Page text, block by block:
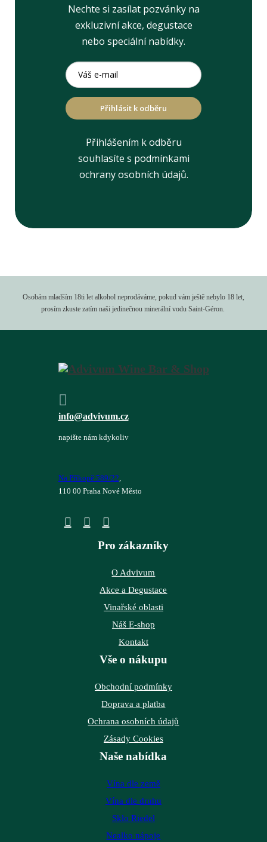
Nechte si zasílat pozvánky na
exkluzivní akce, degustace
nebo speciální nabídky.
Přihlásit k odběru
Přihlášením k odběru
souhlasíte s podmínkami
ochrany osobních údajů.
Osobám mladším 18ti let alkohol neprodáváme, pokud vám ještě nebylo 18 let,
prosím zkuste zatím naši jedinečnou minerální vodu Saint-Géron.
info@advivum.cz
napište nám kdykoliv
Na Příkopě 589/22
110 00 Praha Nové Město
Pro zákazníky
O Advivum
Akce a Degustace
Vinařské oblasti
Náš E-shop
Kontakt
Vše o nákupu
Obchodní podmínky
Doprava a platba
Ochrana osobních údajů
Zásady Cookies
Naše nabídka
Vína dle země
Vína dle druhu
Sklo Riedel
Nealko nápoje